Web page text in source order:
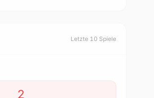
Letzte 10 Spiele
2